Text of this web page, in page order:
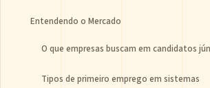
Entendendo o Mercado
O que empresas buscam em candidatos
Tipos de primeiro emprego em sistemas